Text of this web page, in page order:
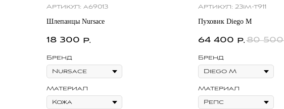
Артикул: a69013
Шлепанцы Nursace
18 300 р.
Бренд
Материал
Артикул: 23im-t911
Пуховик Diego M
64 400 р.80 500
Бренд
Материал